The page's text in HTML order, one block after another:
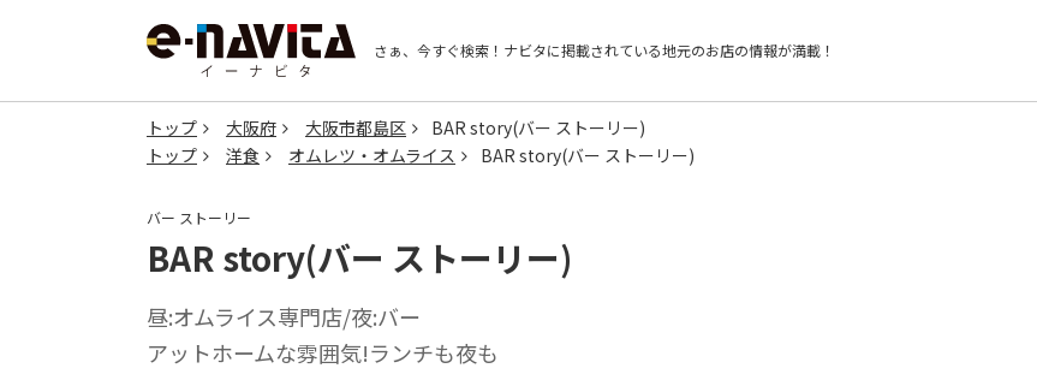
さぁ、今すぐ検索！ ナビタに掲載されている地元のお店の情報が満載！
トップ 大阪府 大阪市都島区
BAR story(バー ストーリー)
トップ
洋食 オムレツ・オムライス BAR story(バー ストーリー)
バー ストーリー
BAR story(バー ストーリー)
昼:オムライス専門店/夜:バー
アットホームな雰囲気!ランチも夜も